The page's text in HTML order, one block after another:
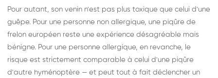
Pour autant, son venin n'est pas plus toxique que celui d'une
guêpe. Pour une personne non allergique, une piqûre de
frelon européen reste une expérience désagréable mais
bénigne. Pour une personne allergique, en revanche, le
risque est strictement comparable à celui d'une piqûre
d'autre hyménoptère — et peut tout à fait déclencher un